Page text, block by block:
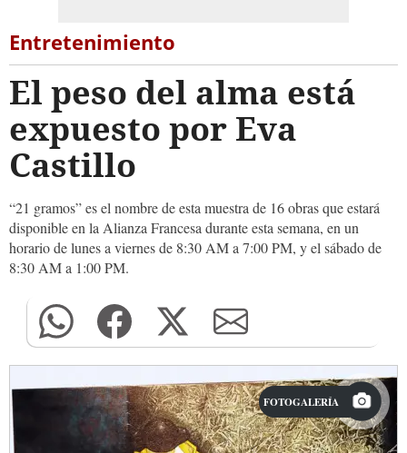
Entretenimiento
El peso del alma está
expuesto por Eva
Castillo
“21 gramos” es el nombre de esta muestra de 16 obras que estará
disponible en la Alianza Francesa durante esta semana, en un
horario de lunes a viernes de 8:30 AM a 7:00 PM, y el sábado de
8:30 AM a 1:00 PM.
FOTOGALERÍA